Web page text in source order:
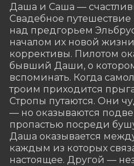
Даша и Саша —
Свадебное
над предгорьем
началом их новой
коррективы. Пилотом
бывший Даши, о
вспоминать. Когда
троим приходится
Стропы путаются. Они
— но оказываются
пропастью посреди
Даша оказывается
каждым из которых
настоящее. Другой —